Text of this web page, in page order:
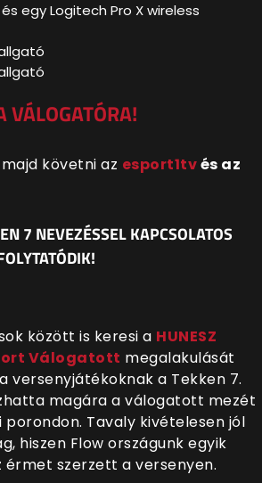
egy Logitech Pro X wireless
!
követni az esport1tvés az
7 NEVEZÉSSEL KAPCSOLATOS
között is keresi a HUNESZ
Válogatott megalakulását
versenyjátékoknak a Tekken 7.
magára a válogatott mezét
Tavaly kivételesen jól
hiszen Flow országunk egyik
szerzett a versenyen.